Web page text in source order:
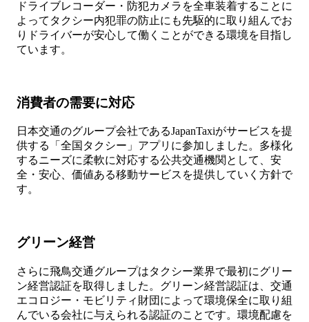
ドライブレコーダー・防犯カメラを全車装着することに
よってタクシー内犯罪の防止にも先駆的に取り組んでお
りドライバーが安心して働くことができる環境を目指し
ています。
消費者の需要に対応
日本交通のグループ会社であるJapanTaxiがサービスを提
供する「全国タクシー」アプリに参加しました。多様化
するニーズに柔軟に対応する公共交通機関として、安
全・安心、価値ある移動サービスを提供していく方針で
す。
グリーン経営
さらに飛鳥交通グループはタクシー業界で最初にグリー
ン経営認証を取得しました。グリーン経営認証は、交通
エコロジー・モビリティ財団によって環境保全に取り組
んでいる会社に与えられる認証のことです。環境配慮を